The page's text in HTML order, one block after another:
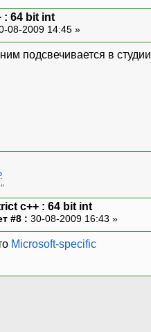
: 64 bit int
08-2009 14:45 »
подсвечивается в студии
c++ : 64 bit int
#8 : 30-08-2009 16:43 »
Microsoft-specific